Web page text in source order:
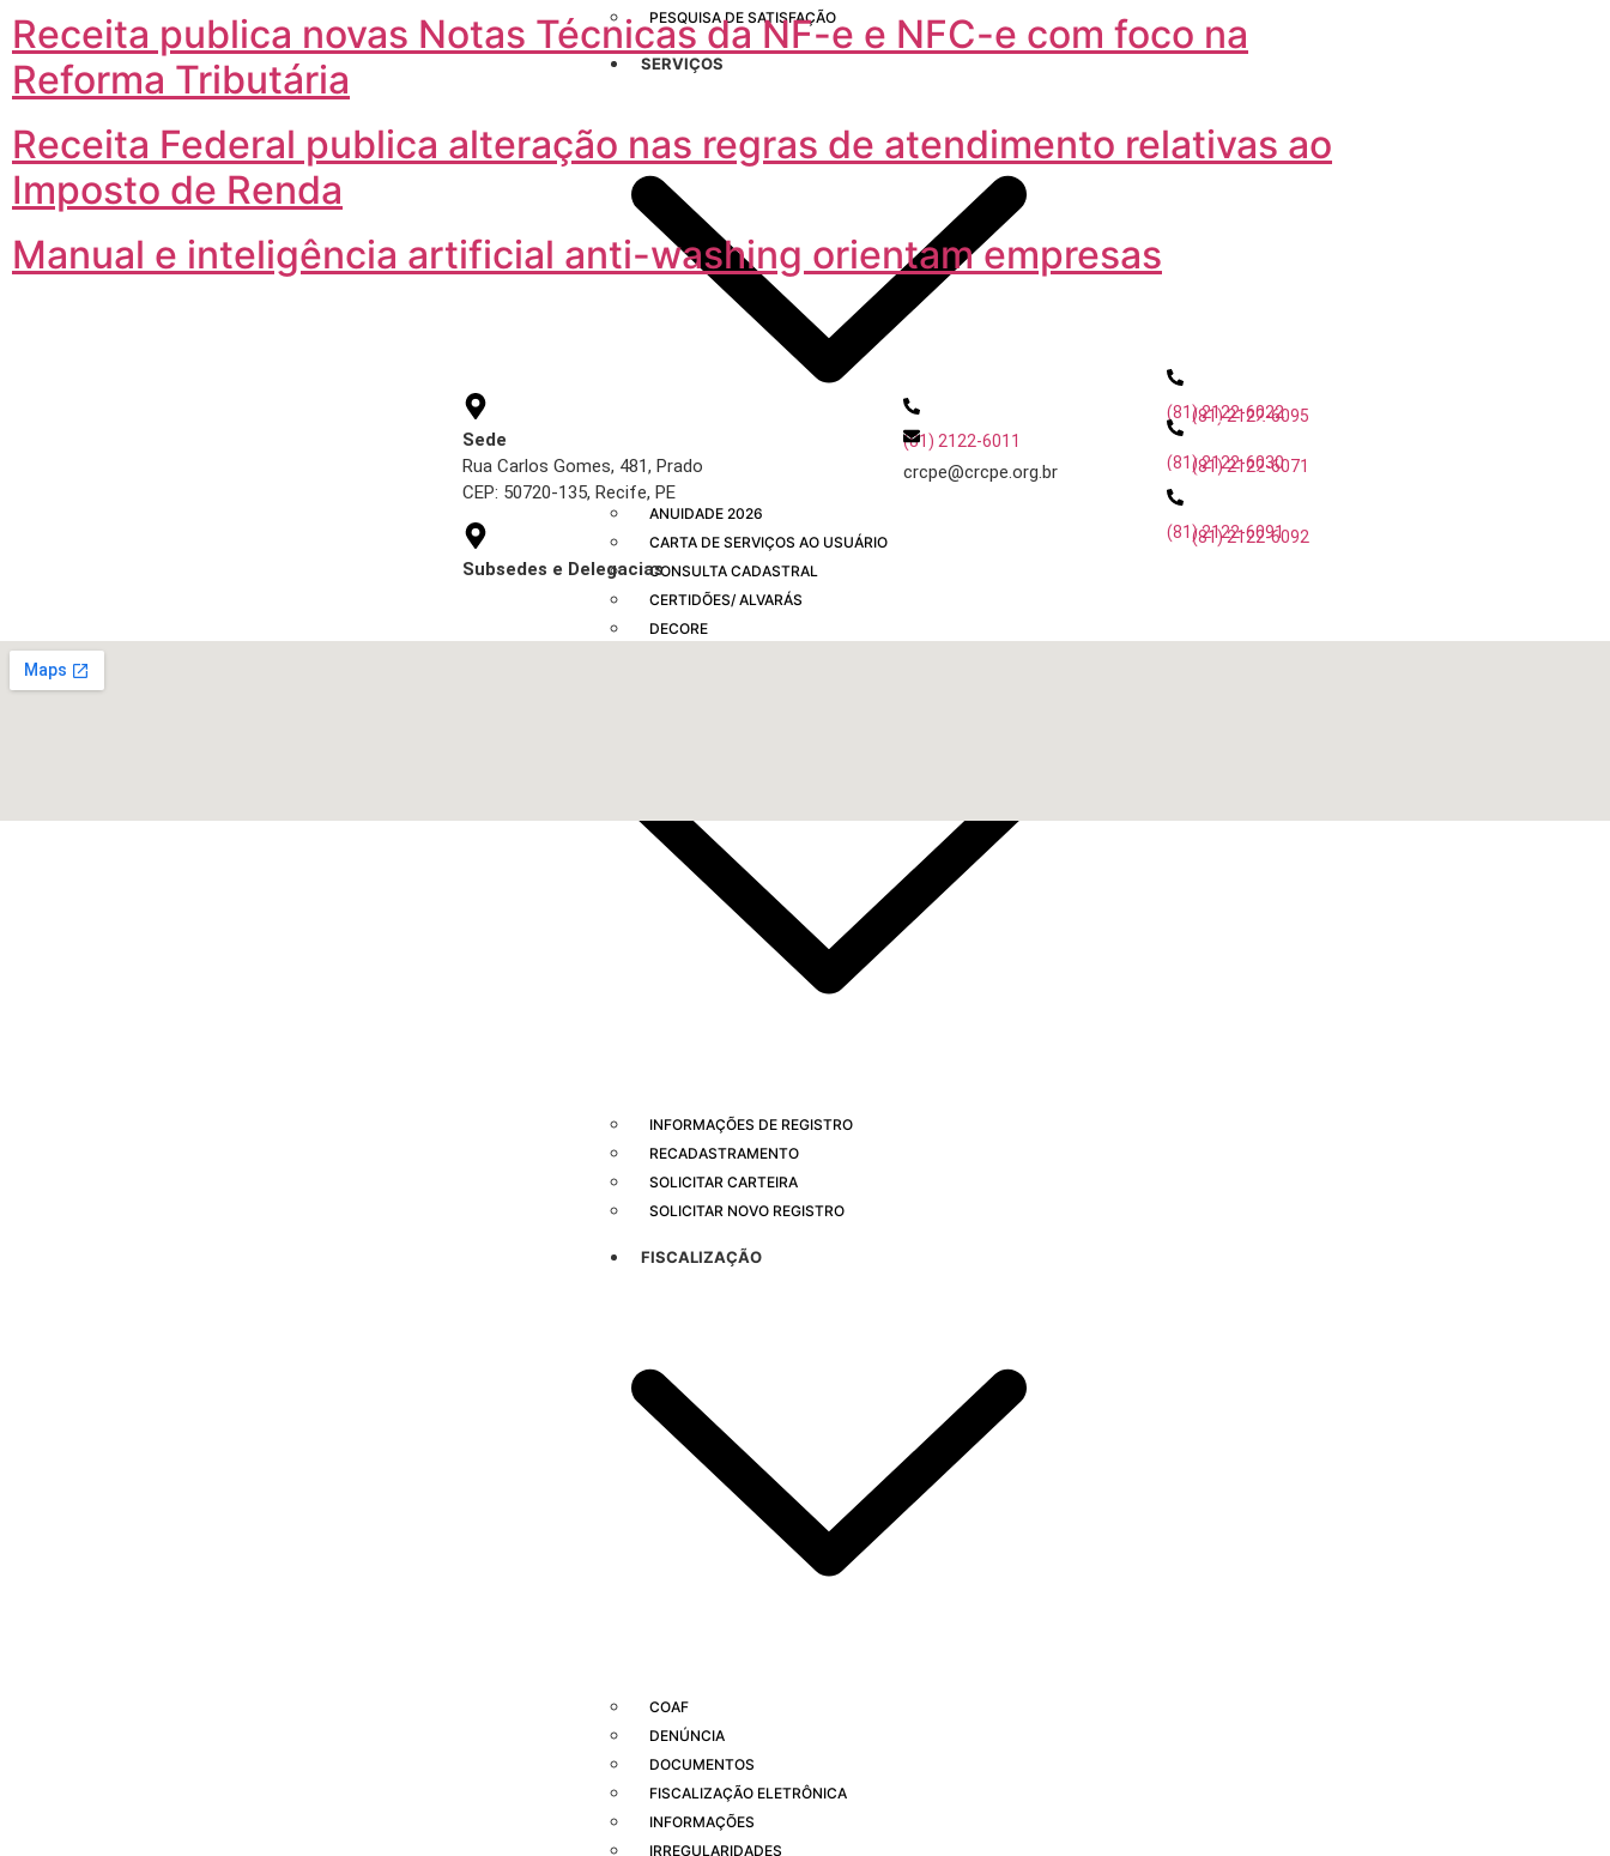
PESQUISA DE SATISFAÇÃO
SERVIÇOS
ANUIDADE 2026
CARTA DE SERVIÇOS AO USUÁRIO
CONSULTA CADASTRAL
CERTIDÕES/ ALVARÁS
DECORE
INFORMAÇÕES DE REGISTRO
RECADASTRAMENTO
SOLICITAR CARTEIRA
SOLICITAR NOVO REGISTRO
FISCALIZAÇÃO
COAF
DENÚNCIA
DOCUMENTOS
FISCALIZAÇÃO ELETRÔNICA
INFORMAÇÕES
IRREGULARIDADES
Receita publica novas Notas Técnicas da NF-e e NFC-e com foco na
Reforma Tributária
Receita Federal publica alteração nas regras de atendimento relativas ao
Imposto de Renda
Manual e inteligência artificial anti-washing orientam empresas
Sede
Rua Carlos Gomes, 481, Prado
CEP: 50720-135, Recife, PE
Subsedes e Delegacias
(81) 2122-6011
crcpe@crcpe.org.br
Registro / Cobrança
(81) 2122-6022
(81) 2122-6095
Fiscalização
(81) 2122-6030
(81) 2122-6071
Desenvolvimento
Profissional
(81) 2122-6091
(81) 2122-6092